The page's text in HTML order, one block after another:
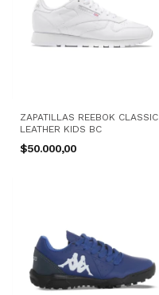
ZAPATILLAS REEBOK CLASSIC
LEATHER KIDS BC
$50.000,00